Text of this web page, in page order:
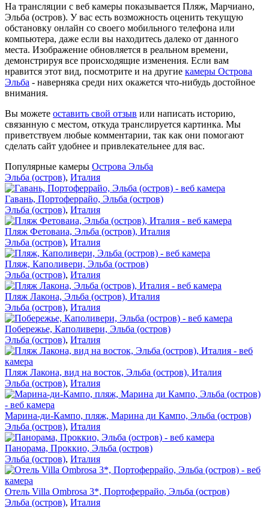
На трансляции с веб камеры показывается Пляж, Марчиано,
Эльба (остров). У вас есть возможность оценить текущую
обстановку онлайн со своего мобильного телефона или
компьютера, даже если вы находитесь далеко от данного
места. Изображение обновляется в реальном времени,
демонстрируя все происходящие изменения. Если вам
нравится этот вид, посмотрите и на другие камеры Острова
Эльба - наверняка среди них окажется что-нибудь достойное
внимания.
Вы можете оставить свой отзыв или написать историю,
связанную с местом, откуда транслируется картинка. Мы
приветствуем любые комментарии, так как они помогают
сделать сайт удобнее и привлекательнее для вас.
Популярные камеры Острова Эльба
Эльба (остров), Италия
Гавань, Портоферрайо, Эльба (остров)
Эльба (остров), Италия
Пляж Фетоваиа, Эльба (остров), Италия
Эльба (остров), Италия
Пляж, Каполивери, Эльба (остров)
Эльба (остров), Италия
Пляж Лакона, Эльба (остров), Италия
Эльба (остров), Италия
Побережье, Каполивери, Эльба (остров)
Эльба (остров), Италия
Пляж Лакона, вид на восток, Эльба (остров), Италия
Эльба (остров), Италия
Марина-ди-Кампо, пляж, Марина ди Кампо, Эльба (остров)
Эльба (остров), Италия
Панорама, Проккио, Эльба (остров)
Эльба (остров), Италия
Отель Villa Ombrosa 3*, Портоферрайо, Эльба (остров)
Эльба (остров), Италия